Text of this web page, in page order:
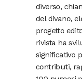
diverso,
del divano,
progetto
rivista ha
significativo
contributi,